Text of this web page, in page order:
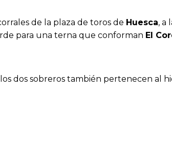
de la plaza de toros de Huesca, a
para una terna que conforman El
dos sobreros también pertenecen al